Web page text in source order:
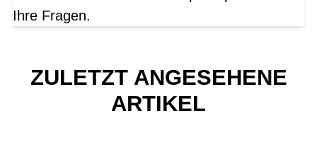
Ihre Fragen.
ZULETZT ANGESEHENE
ARTIKEL